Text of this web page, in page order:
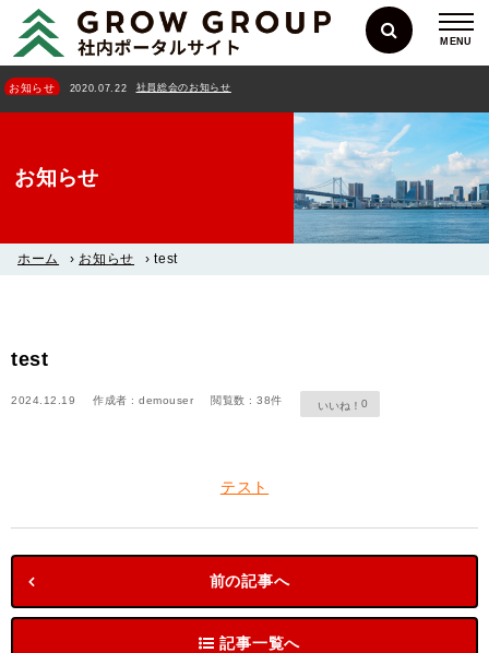
MENU
お知らせ 2020.07.22 社員総会のお知らせ
お知らせ
ホーム › お知らせ ›test
test
2024.12.19 作成者 : demouser 閲覧数 : 38件 0
テスト
前の記事へ
記事一覧へ